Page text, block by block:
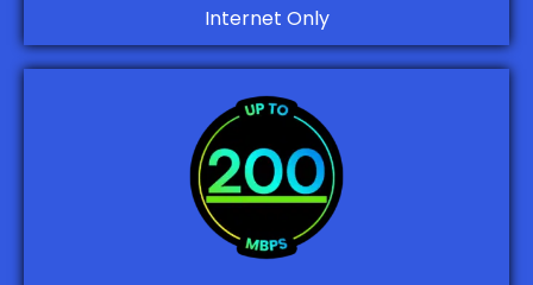
Internet Only